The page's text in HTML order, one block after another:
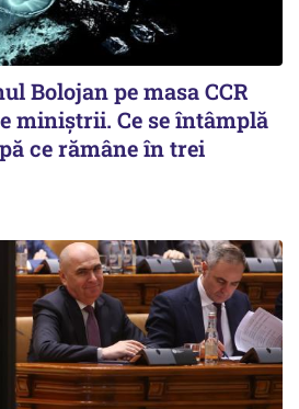
Bolojan pe masa CCR
miniștrii. Ce se întâmplă
ce rămâne în trei